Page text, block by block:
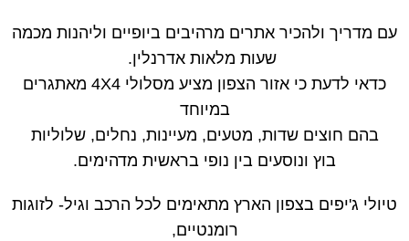
עם מדריך ולהכיר אתרים מרהיבים ביופיים וליהנות מכמה
שעות מלאות אדרנלין.
כדאי לדעת כי אזור הצפון מציע מסלולי 4X4 מאתגרים
במיוחד
בהם חוצים שדות, מטעים, מעיינות, נחלים, שלוליות
בוץ ונוסעים בין נופי בראשית מדהימים.
טיולי ג'יפים בצפון הארץ מתאימים לכל הרכב וגיל- לזוגות
רומנטיים,